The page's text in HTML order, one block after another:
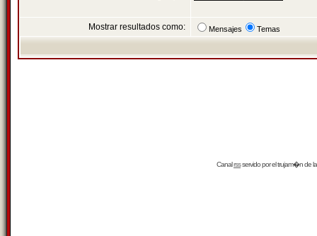
Mostrar resultados como: Mensajes Temas
Canalrssservido por eltrujam�nde